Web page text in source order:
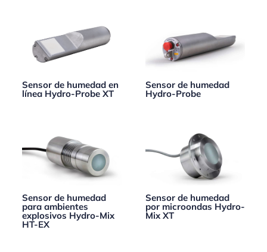
Sensor de humedad en
línea Hydro-Probe XT
Sensor de humedad
Hydro-Probe
Sensor de humedad
para ambientes
explosivos Hydro-Mix
HT-EX
Sensor de humedad
por microondas Hydro-
Mix XT